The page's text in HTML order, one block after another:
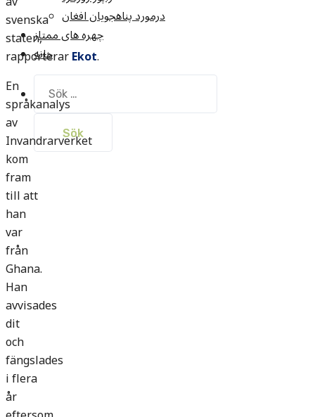
درمورد پناهجويان افغان
چهره های ممتاز
خانه
efter:
svenska
staten,
rapporterarEkot.
En
språkanalys
av
Invandrarverket
kom
fram
till att
han
var
från
Ghana.
Han
avvisades
dit
och
fängslades
i flera
år